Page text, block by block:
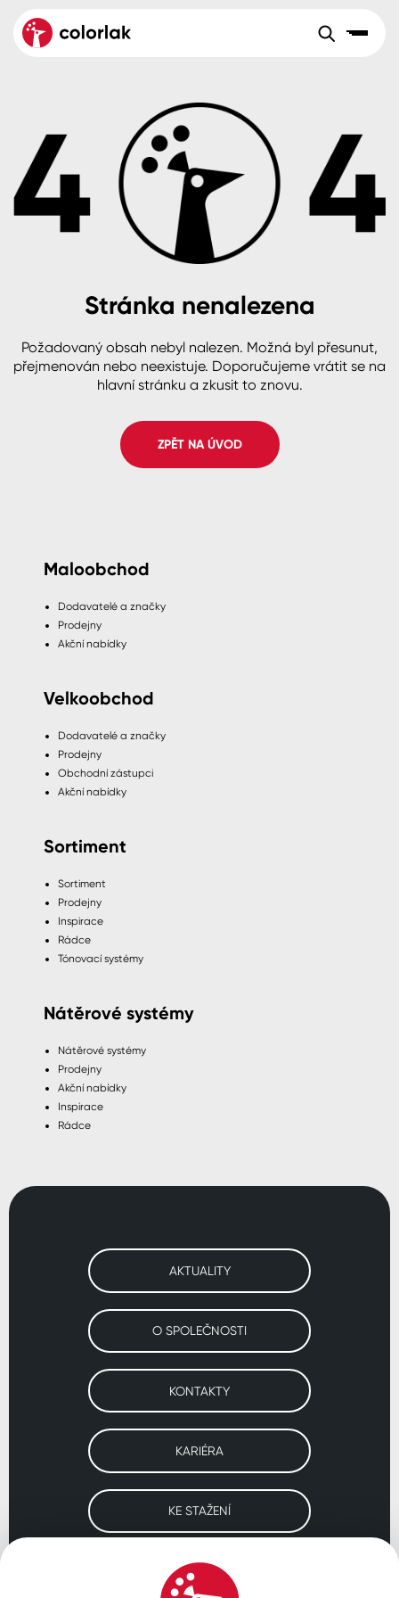
Velkoobchod Sortiment
Aktuality
Reference
O společnosti
B2B +420 800 145 555Po – Pá: 8:00–15:00
Česko
Slovensko Polsko Worldwide
Dřevo
Beton, asfalt, minerální podklady
Plast, sklo, keramika
Stěny
Fasády
Spreje
Colorlak Dekor
Colorlak Profi
Colorlak Pta
Stránka nenalezena
Požadovaný obsah nebyl nalezen. Možná byl přesunut,
přejmenován nebo neexistuje. Doporučujeme vrátit se na
hlavní stránku a zkusit to znovu.
ZPĚT NA ÚVOD
Maloobchod
Dodavatelé a značky
Prodejny
Akční nabídky
Velkoobchod
Dodavatelé a značky
Prodejny
Obchodní zástupci
Akční nabídky
Sortiment
Sortiment
Prodejny
Inspirace
Rádce
Tónovací systémy
Nátěrové systémy
Nátěrové systémy
Prodejny
Akční nabídky
Inspirace
Rádce
AKTUALITY
O SPOLEČNOSTI
KONTAKTY
KARIÉRA
KE STAŽENÍ
Navštivte naše pobočky